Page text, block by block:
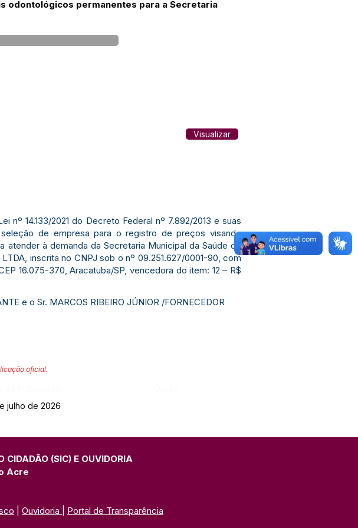
odontológicos permanentes para a Secretaria
Visualizar
14.133/2021 do Decreto Federal nº 7.892/2013 e suas
de empresa para o registro de preços visando
à demanda da Secretaria Municipal da Saúde de
LTDA, inscrita no CNPJ sob o nº 09.251.627/0001-90, com
16.075-370, Aracatuba/SP, vencedora do item: 12 – R$
e o Sr. MARCOS RIBEIRO JÚNIOR /FORNECEDOR
oficial.
julho de 2026
CIDADÃO (SIC) E OUVIDORIA
Acre
Ouvidoria Portal de Transparência